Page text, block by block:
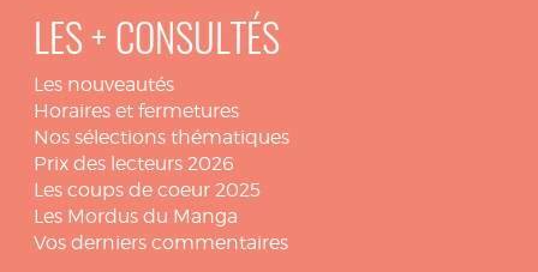
LES + CONSULTÉS
Les nouveautés
Horaires et fermetures
Nos sélections thématiques
Prix des lecteurs 2026
Les coups de coeur 2025
Les Mordus du Manga
Vos derniers commentaires